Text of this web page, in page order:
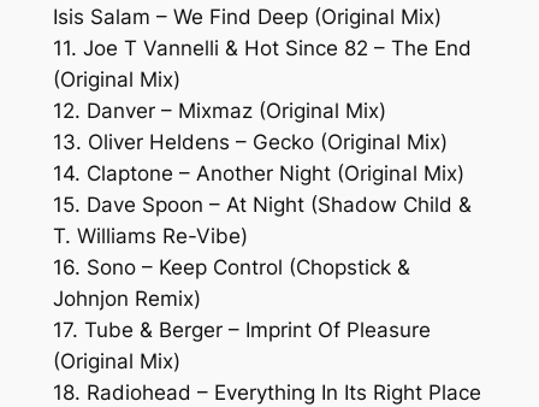
Isis Salam – We Find Deep (Original Mix)
11. Joe T Vannelli & Hot Since 82 – The End
(Original Mix)
12. Danver – Mixmaz (Original Mix)
13. Oliver Heldens – Gecko (Original Mix)
14. Claptone – Another Night (Original Mix)
15. Dave Spoon – At Night (Shadow Child &
T. Williams Re-Vibe)
16. Sono – Keep Control (Chopstick &
Johnjon Remix)
17. Tube & Berger – Imprint Of Pleasure
(Original Mix)
18. Radiohead – Everything In Its Right Place